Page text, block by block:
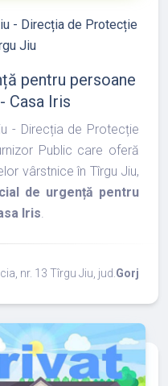
- Direcția de Protecție
Jiu
pentru persoane
Casa Iris
- Direcția de Protecție
Public care oferă
vârstnice în Tîrgu Jiu,
de urgență pentru
Iris
nr. 13 Tîrgu Jiu, jud. Gorj